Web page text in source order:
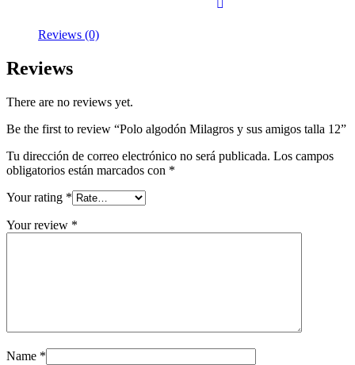
Reviews (0)
Reviews
There are no reviews yet.
Be the first to review “Polo algodón Milagros y sus amigos talla 12”
Tu dirección de correo electrónico no será publicada. Los campos
obligatorios están marcados con *
Your rating *
Your review *
Name *